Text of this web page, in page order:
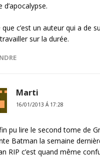
d’apocalypse.
que c’est un auteur qui a de
sur la durée.
Marti
16/01/2013 Á 17:28
pu lire le second tome de
Batman la semaine
RIP c’est quand même